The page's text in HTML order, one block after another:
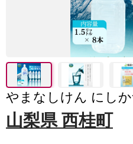
やまなしけん にし
山梨県 西桂町